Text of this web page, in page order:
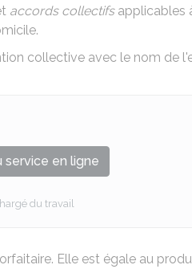
accords collectifsapplicables
collective avec le nom de
service en ligne
du travail
Elle est égale au